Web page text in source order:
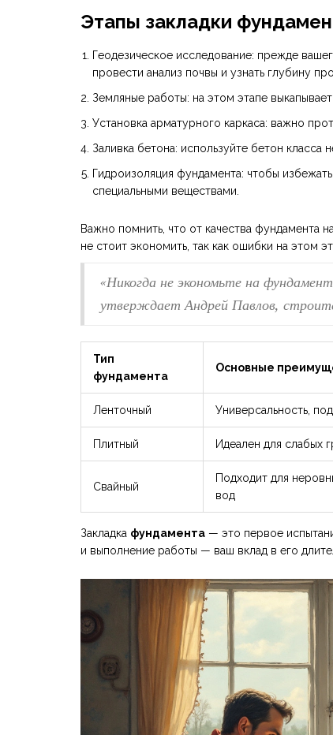
Этапы закладки
Геодезическое исследование: прежде
провести анализ почвы и узнать глубину
Земляные работы: на этом этапе
Установка арматурного каркаса: важно
Заливка бетона: используйте бетон
Гидроизоляция фундамента: чтобы
специальными веществами.
Важно помнить, что от качества фундамента
не стоит экономить, так как ошибки на этом
«Никогда не экономьте на
утверждает Андрей Павлов,
Тип
фундамента
Основные
Ленточный Универсальность,
Плитный Идеален для слабых
Свайный
Подходит для
вод
Закладка фундамента — это первое
и выполнение работы — ваш вклад в его